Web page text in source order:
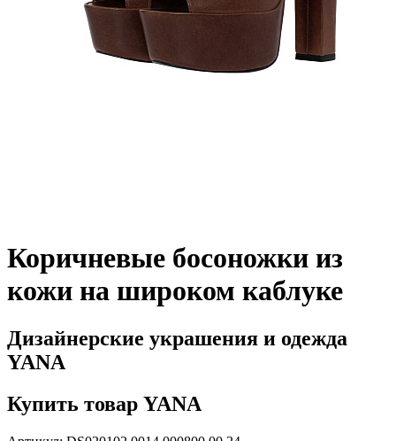
Коричневые босоножки из
кожи на широком каблуке
Дизайнерские украшения и одежда
YANA
Купить товар YANA